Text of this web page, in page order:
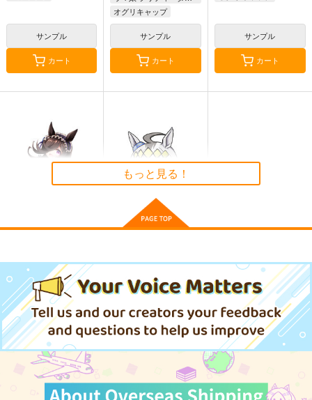
ゴールドシップ
アグネスタキオン
マンハッタンカフェ
サンプル
カート
440円 （税込）
サンプル
カート
サンプル
カート
UMAMANGAアラカル
ト 2026 SUMMER
Rebel Alliance
1,210 円（税込）
アーモンドアイ
ステイゴールド
サンプル
ウマ娘 ベルノライ
ト 防水ステッカー
コパン
440円（税込）
サンプル
ウマ娘 ブエナビス
タ 防水ステッカー
コパン
440円（税込）
ブエナビスタ
サンプル
超X7級セット
ウラシマモト
5,500
サンプル
作品詳細
星空と朝焼け
787
アドマイヤベガ×ナリタトップロード
作品詳細
皇帝はかく語りき3
いどんち
シンボリルドルフ
Milky way
nini
2,357円 （税込）
アドマイヤベガ
ウマ娘 アーモンドア
イ 防水ステッカー
アーモンドアイ
ウマ娘 スティルイン
ラブ 防水ステッカー
コパン
440円（税込）
スティルインラブ
ライスシャワー
サンプル
カート
オグリキャップ
タマモクロス
スーパークリーク
サンプル
カート
サンプル
カート
コパン
440円（税込）
ウマ娘 プリティーダービー
ライスシャワー
サンプル
カート
テッカー
440円（税込）
ウマ娘 プリティーダービー
オグリキャップ
サンプル
もっと見る！